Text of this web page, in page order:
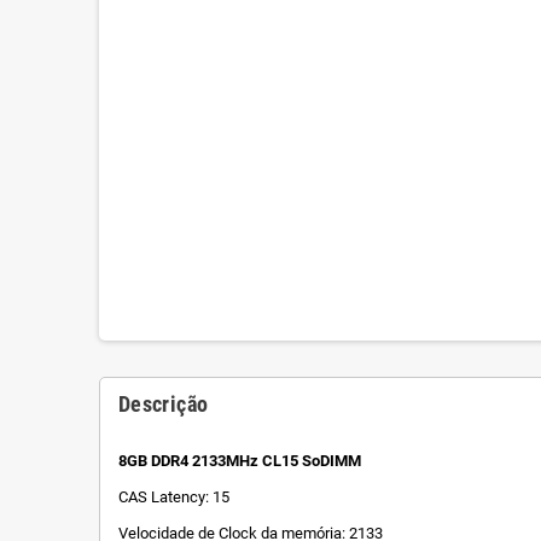
Descrição
8GB DDR4 2133MHz CL15 SoDIMM
CAS Latency: 15
Velocidade de Clock da memória: 2133